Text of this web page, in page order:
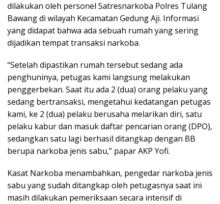
dilakukan oleh personel Satresnarkoba Polres Tulang
Bawang di wilayah Kecamatan Gedung Aji. Informasi
yang didapat bahwa ada sebuah rumah yang sering
dijadikan tempat transaksi narkoba.
“Setelah dipastikan rumah tersebut sedang ada
penghuninya, petugas kami langsung melakukan
penggerbekan. Saat itu ada 2 (dua) orang pelaku yang
sedang bertransaksi, mengetahui kedatangan petugas
kami, ke 2 (dua) pelaku berusaha melarikan diri, satu
pelaku kabur dan masuk daftar pencarian orang (DPO),
sedangkan satu lagi berhasil ditangkap dengan BB
berupa narkoba jenis sabu,” papar AKP Yofi.
Kasat Narkoba menambahkan, pengedar narkoba jenis
sabu yang sudah ditangkap oleh petugasnya saat ini
masih dilakukan pemeriksaan secara intensif di